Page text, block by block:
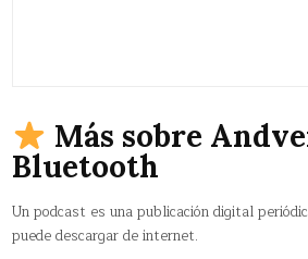
Más sobre
Bluetooth
Un podcast es una publicación digital
puede descargar de internet.